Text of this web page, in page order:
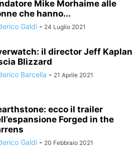
Mike Morhaime alle
che hanno...
Galdi - 24 Luglio 2021
il director Jeff Kaplan
Blizzard
Barcella - 21 Aprile 2021
ecco il trailer
Forged in the
Galdi - 20 Febbraio 2021